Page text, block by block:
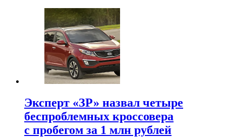
Эксперт «ЗР» назвал четыре
беспроблемных кроссовера
с пробегом за 1 млн рублей